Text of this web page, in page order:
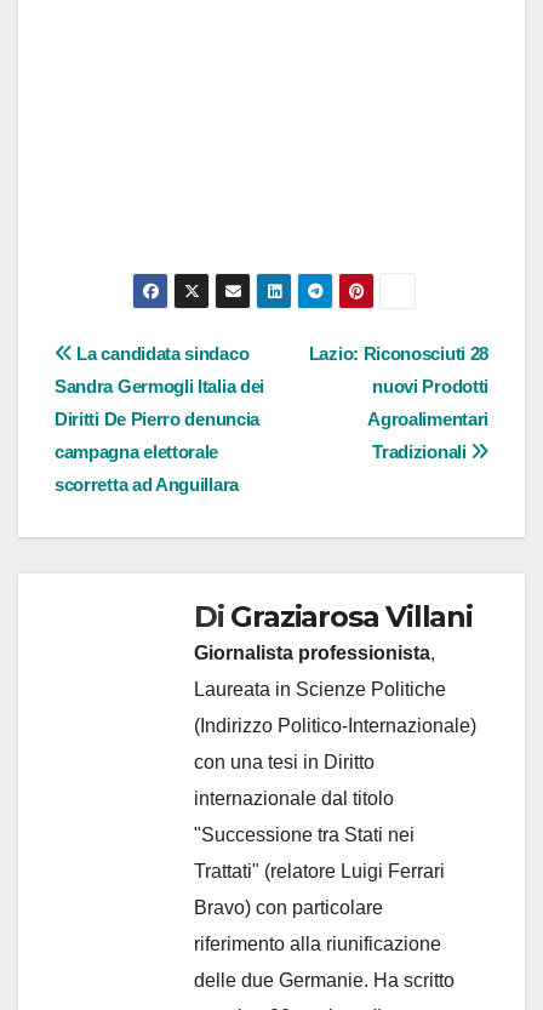
Navigazione
articoli
Lazio: Riconosciuti 28
nuovi Prodotti
Agroalimentari
Tradizionali
La candidata sindaco
Sandra Germogli Italia dei
Diritti De Pierro denuncia
campagna elettorale
scorretta ad Anguillara
Di Graziarosa Villani
Giornalista professionista,
Laureata in Scienze Politiche
(Indirizzo Politico-Internazionale)
con una tesi in Diritto
internazionale dal titolo
"Successione tra Stati nei
Trattati" (relatore Luigi Ferrari
Bravo) con particolare
riferimento alla riunificazione
delle due Germanie. Ha scritto